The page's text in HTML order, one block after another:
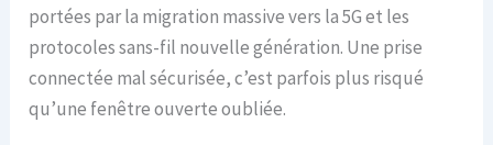
portées par la migration massive vers la 5G et les
protocoles sans-fil nouvelle génération. Une prise
connectée mal sécurisée, c’est parfois plus risqué
qu’une fenêtre ouverte oubliée.